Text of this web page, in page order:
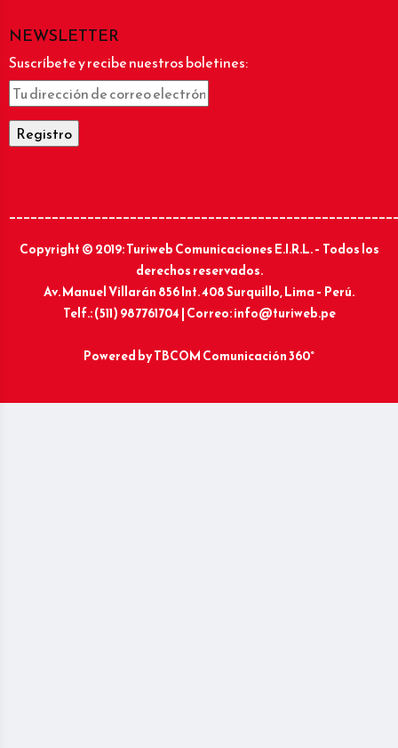
NEWSLETTER
Suscríbete y recibe nuestros boletines:
Copyright © 2019: Turiweb Comunicaciones E.I.R.L. – Todos los
derechos reservados.
Av. Manuel Villarán 856 Int. 408 Surquillo, Lima – Perú.
Telf.: (511) 987761704 | Correo: info@turiweb.pe
Powered byTBCOM Comunicación 360°